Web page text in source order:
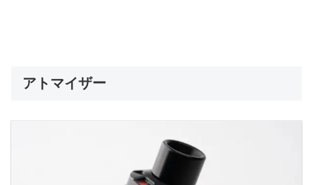
アトマイザー